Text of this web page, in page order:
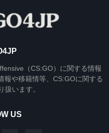
（CS:GO）に関する情報
報や移籍情等、CS:GOに関する
扱います。
US